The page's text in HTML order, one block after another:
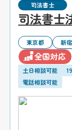
司法書士
司法書士
東京都 新
全国対応
土日相談可能
電話相談可能